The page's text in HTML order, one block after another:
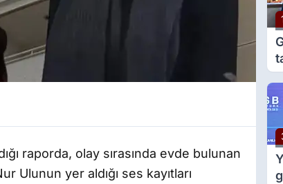
raporda, olay sırasında evde bulunan
Ulunun yer aldığı ses kayıtları